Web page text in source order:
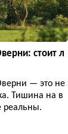
стоит л
— это не
Тишина на в
реальны.